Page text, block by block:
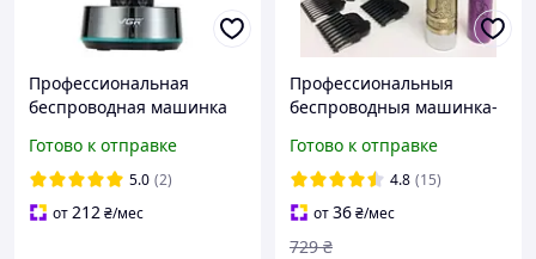
Профессиональная
беспроводная машинка
бороды VGR V-256
Готово к отправке
5.0 (2)
от212₴/мес
Профессиональныя
беспроводныя машинка-
волос, триммер для
бритья тела
беспроводной TOP
Готово к отправке
4.8 (15)
от36₴/мес
729 ₴